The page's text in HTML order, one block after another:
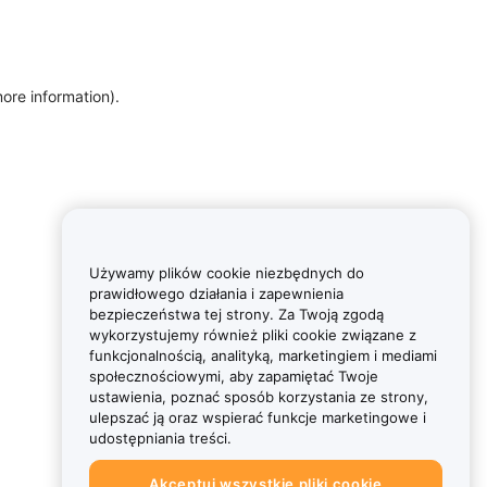
information).
Używamy plików cookie niezbędnych do
prawidłowego działania i zapewnienia
bezpieczeństwa tej strony. Za Twoją zgodą
wykorzystujemy również pliki cookie związane z
funkcjonalnością, analityką, marketingiem i mediami
społecznościowymi, aby zapamiętać Twoje
ustawienia, poznać sposób korzystania ze strony,
ulepszać ją oraz wspierać funkcje marketingowe i
udostępniania treści.